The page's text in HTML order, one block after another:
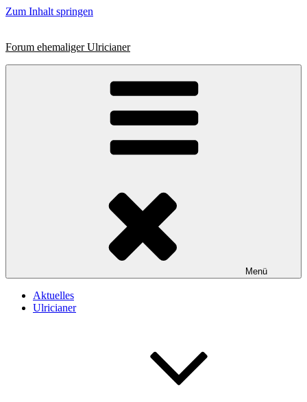
Zum Inhalt springen
Forum ehemaliger Ulricianer
Menü
Aktuelles
Ulricianer